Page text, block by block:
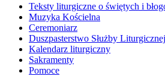
Teksty liturgiczne o świętych i
Muzyka Kościelna
Ceremoniarz
Duszpasterstwo Służby Liturgicznej
Kalendarz liturgiczny
Sakramenty
Pomoce